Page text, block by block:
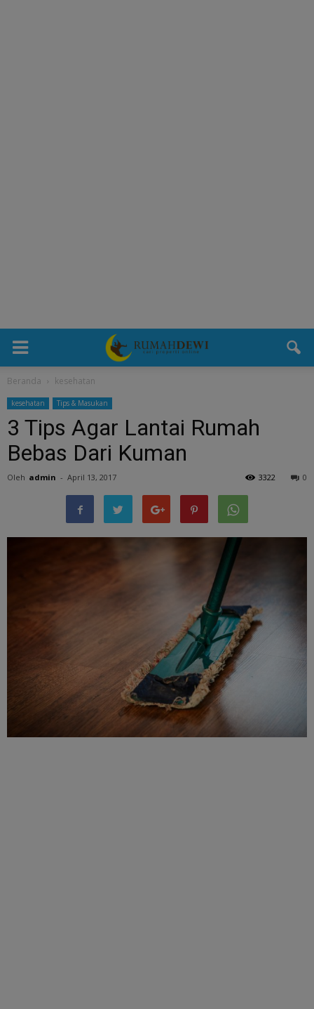
Beranda kesehatan
kesehatan Tips & Masukan
3 Tips Agar Lantai Rumah
Bebas Dari Kuman
Oleh admin - April 13, 2017 0
3322